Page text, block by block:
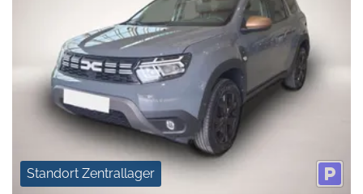
Standort Zentrallager